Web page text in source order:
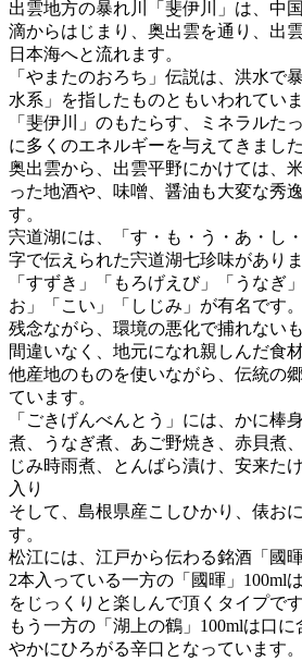
出雲地方の暴れ川「斐伊川」は、中
滴からはじまり、奥出雲を通り、出
日本海へと流れます。
「やまたのおろち」伝説は、洪水で
水系」を指したものともいわれていま
「斐伊川」のもたらす、ミネラルた
に多くのエネルギーを与えてきました
奥出雲から、出雲平野にかけては、
った地酒や、味噌、醤油も大変な秀
す。
宍道湖には、「す・も・う・あ・し
字で伝えられた宍道湖七珍味がありま
「すずき」「もろげえび」「うなぎ
お」「こい」「しじみ」が有名です。
残念ながら、環境の悪化で捕れない
間違いなく、地元になれ親しんだ食材
他産地のものを使いながら、伝統の
ています。
「ごきげんべんとう」には、かに棒
煮、うなぎ煮、あご野焼き、赤貝煮
じみ時雨煮、とんばら漬け、安来た
入り
そして、島根県産こしひかり、俵お
す。
松江には、江戸から伝わる銘酒「國
2本入っている一方の「國暉」100ml
をじっくりと楽しんで頂くタイプです
もう一方の「湖上の鶴」100mlは口
やかにひろがる辛口となっています。